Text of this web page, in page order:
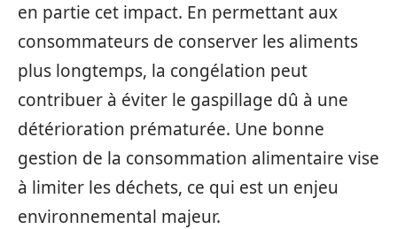
en partie cet impact. En permettant aux
consommateurs de conserver les aliments
plus longtemps, la congélation peut
contribuer à éviter le gaspillage dû à une
détérioration prématurée. Une bonne
gestion de la consommation alimentaire vise
à limiter les déchets, ce qui est un enjeu
environnemental majeur.